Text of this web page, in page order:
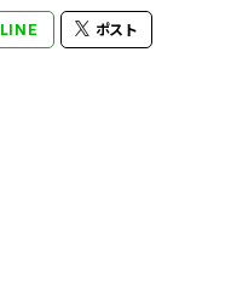
LINE ポスト